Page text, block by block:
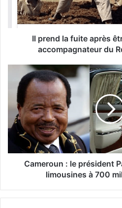
Il prend la fuite après
accompagnateur du
Cameroun : le président
limousines à 700